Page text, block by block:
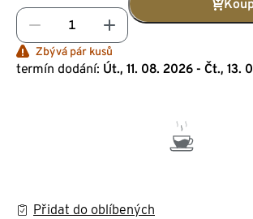
Zbývá pár kusů
termín dodání: Út., 11. 08. 2026 - Čt., 13.
Přidat do oblíbených